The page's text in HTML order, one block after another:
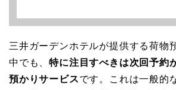
三井ガーデンホテルが提供する荷物
中でも、特に注目すべきは次回予約
預かりサービスです。これは一般的